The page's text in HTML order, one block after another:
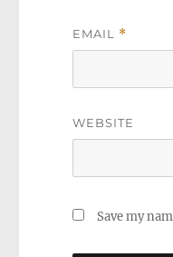
EMAIL *
WEBSITE
Save my